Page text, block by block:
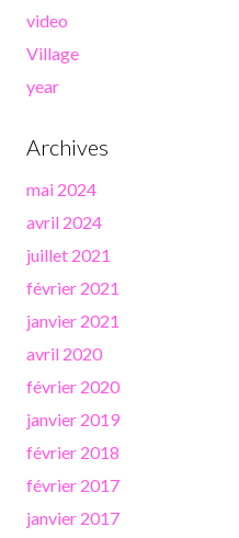
video
Village
year
Archives
mai 2024
avril 2024
juillet 2021
février 2021
janvier 2021
avril 2020
février 2020
janvier 2019
février 2018
février 2017
janvier 2017